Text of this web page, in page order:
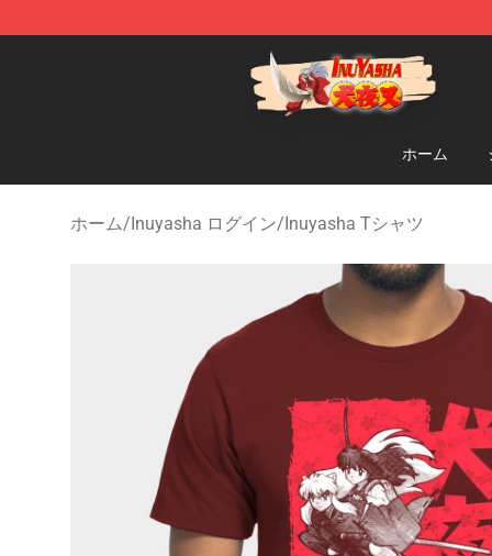
Inuyasha Store - Official Inuyasha Merchandise Shop
ホーム
ホーム/Inuyasha ログイン/Inuyasha Tシャツ